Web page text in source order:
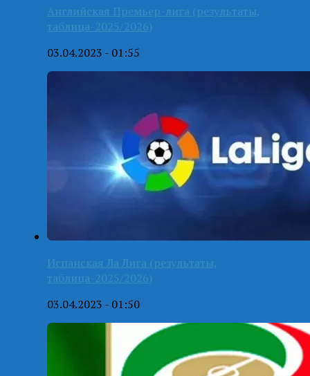
Английская Премьер-лига (результаты,
таблица-2025/2026)
03.04.2023 - 01:55
Испанская Ла Лига (результаты,
таблица-2025/2026)
03.04.2023 - 01:50